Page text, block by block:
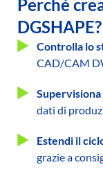
Perché
DGSHAPE?
Controlla lo
CAD/CAM
Supervisiona
dati di
Estendi il
grazie a